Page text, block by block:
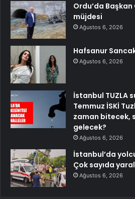
Ordu’da
müjdesi
Ağustos 6, 2026
Hafsanur
Ağustos 6, 2026
İstanbul TUZLA
Temmuz İSKİ
zaman bitecek,
gelecek?
Ağustos 6, 2026
İstanbul’da
Çok sayıda
Ağustos 6, 2026